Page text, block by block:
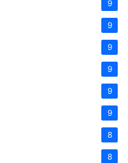
9
9
9
9
9
9
8
8